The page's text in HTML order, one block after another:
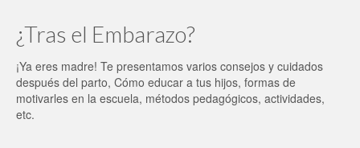
¿Tras el Embarazo?
¡Ya eres madre! Te presentamos varios consejos y cuidados
después del parto, Cómo educar a tus hijos, formas de
motivarles en la escuela, métodos pedagógicos, actividades,
etc.